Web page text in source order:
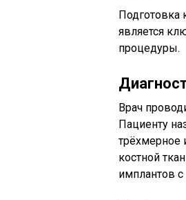
Подготовка
является
процедуры.
Врач
Пациенту
трёхмерное
костной
имплантов